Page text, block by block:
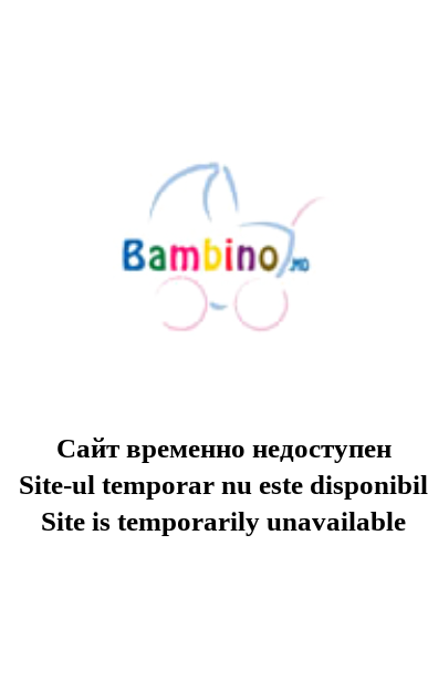
Сайт временно недоступен
Site-ul temporar nu este disponibil
Site is temporarily unavailable